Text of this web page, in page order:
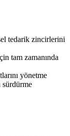
tedarik zincirlerini
tam zamanında
yönetme
sürdürme